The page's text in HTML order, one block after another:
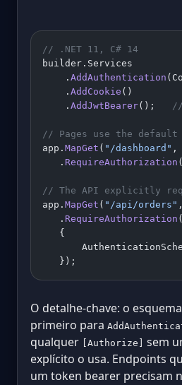
// .NET 11, C# 14
builder.Services
    .
AddAuthentication
    .
AddCookie ()
    .
AddJwtBearer();
// Pages use the default
app. MapGet ( "/dashboard" ,
   .
RequireAuthorization
// The API explicitly
app. MapGet ( "/api/orders"
   .
RequireAuthorization (
   {
   });
O detalhe-chave: o
primeiro para
qualquer
[Authorize]
sem
explícito o usa. Endpoints
um token bearer precisam